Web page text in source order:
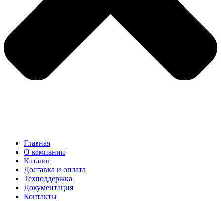
Главная
О компании
Каталог
Доставка и оплата
Техподдержка
Документация
Контакты